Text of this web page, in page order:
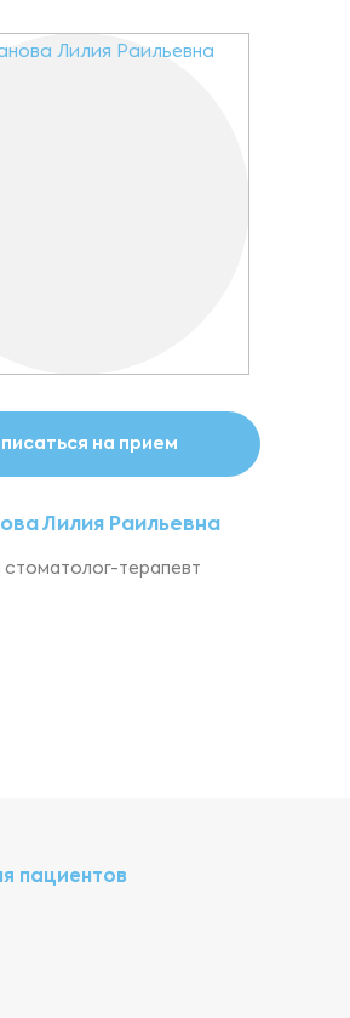
на прием
Лилия Раильевна
стоматолог-терапевт
пациентов